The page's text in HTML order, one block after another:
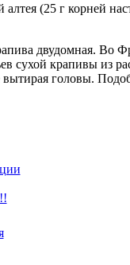
(25 г корней
двудомная. Во
сухой крапивы из
головы.